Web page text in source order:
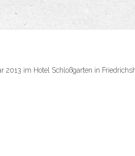
im Hotel Schloßgarten in